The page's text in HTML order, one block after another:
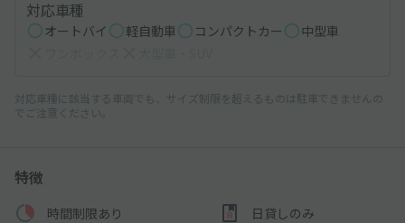
対応車種
オートバイ 軽自動車 コンパクトカー
中型車
対応車種に該当する車両でも、サイズ制限を超えるものは駐車できませんの
でご注意ください。
特徴
時間制限あり 日貸しのみ